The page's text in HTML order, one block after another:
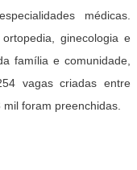
médicas.
ginecologia e
família e comunidade,
vagas criadas entre
foram preenchidas.